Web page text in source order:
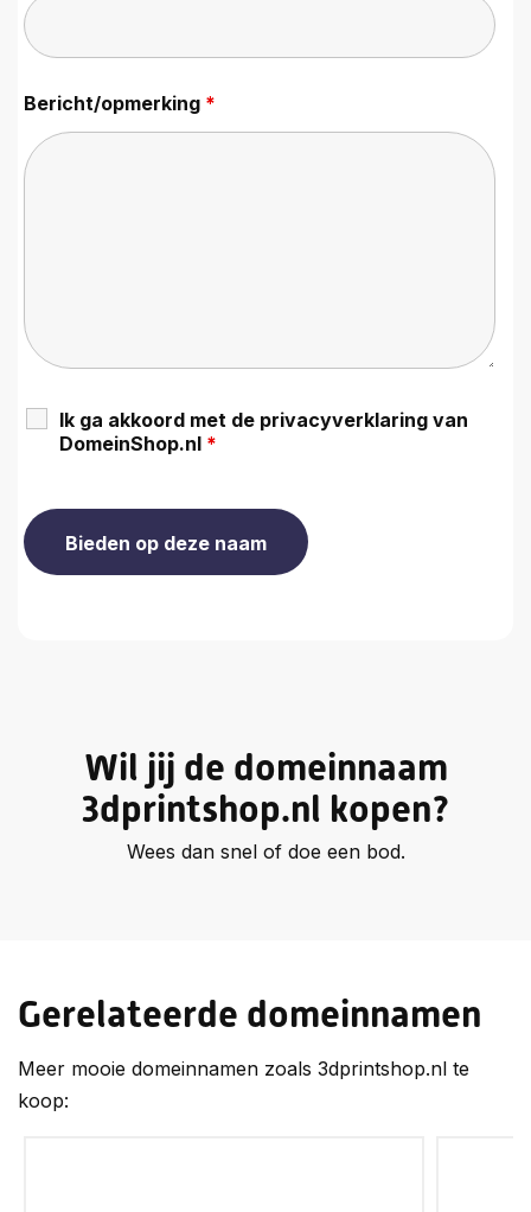
Bericht/opmerking *
Ik ga akkoord met de privacyverklaring van
DomeinShop.nl *
Wil jij de domeinnaam
3dprintshop.nl kopen?
Wees dan snel of doe een bod.
Gerelateerde domeinnamen
Meer mooie domeinnamen zoals 3dprintshop.nl te
koop: